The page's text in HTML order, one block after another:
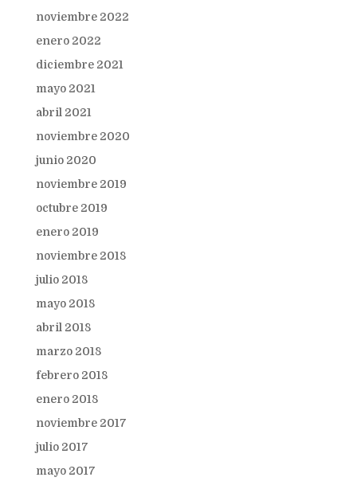
noviembre 2022
enero 2022
diciembre 2021
mayo 2021
abril 2021
noviembre 2020
junio 2020
noviembre 2019
octubre 2019
enero 2019
noviembre 2018
julio 2018
mayo 2018
abril 2018
marzo 2018
febrero 2018
enero 2018
noviembre 2017
julio 2017
mayo 2017